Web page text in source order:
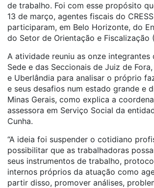
de trabalho. Foi com esse propósito
13 de março, agentes fiscais do
participaram, em Belo Horizonte, do
do Setor de Orientação e Fiscalização
A atividade reuniu as onze integrantes
Sede e das Seccionais de Juiz de
e Uberlândia para analisar o próprio
e seus desafios num estado grande e
Minas Gerais, como explica a
assessora em Serviço Social da
Cunha.
“A ideia foi suspender o cotidiano
possibilitar que as trabalhadoras
seus instrumentos de trabalho,
internos próprios da atuação como
partir disso, promover análises,